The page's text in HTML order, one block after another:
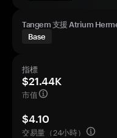
Tangem 支援 Atrium
Base
指標
$21.44K
市值
$4.10
交易量（24小時）